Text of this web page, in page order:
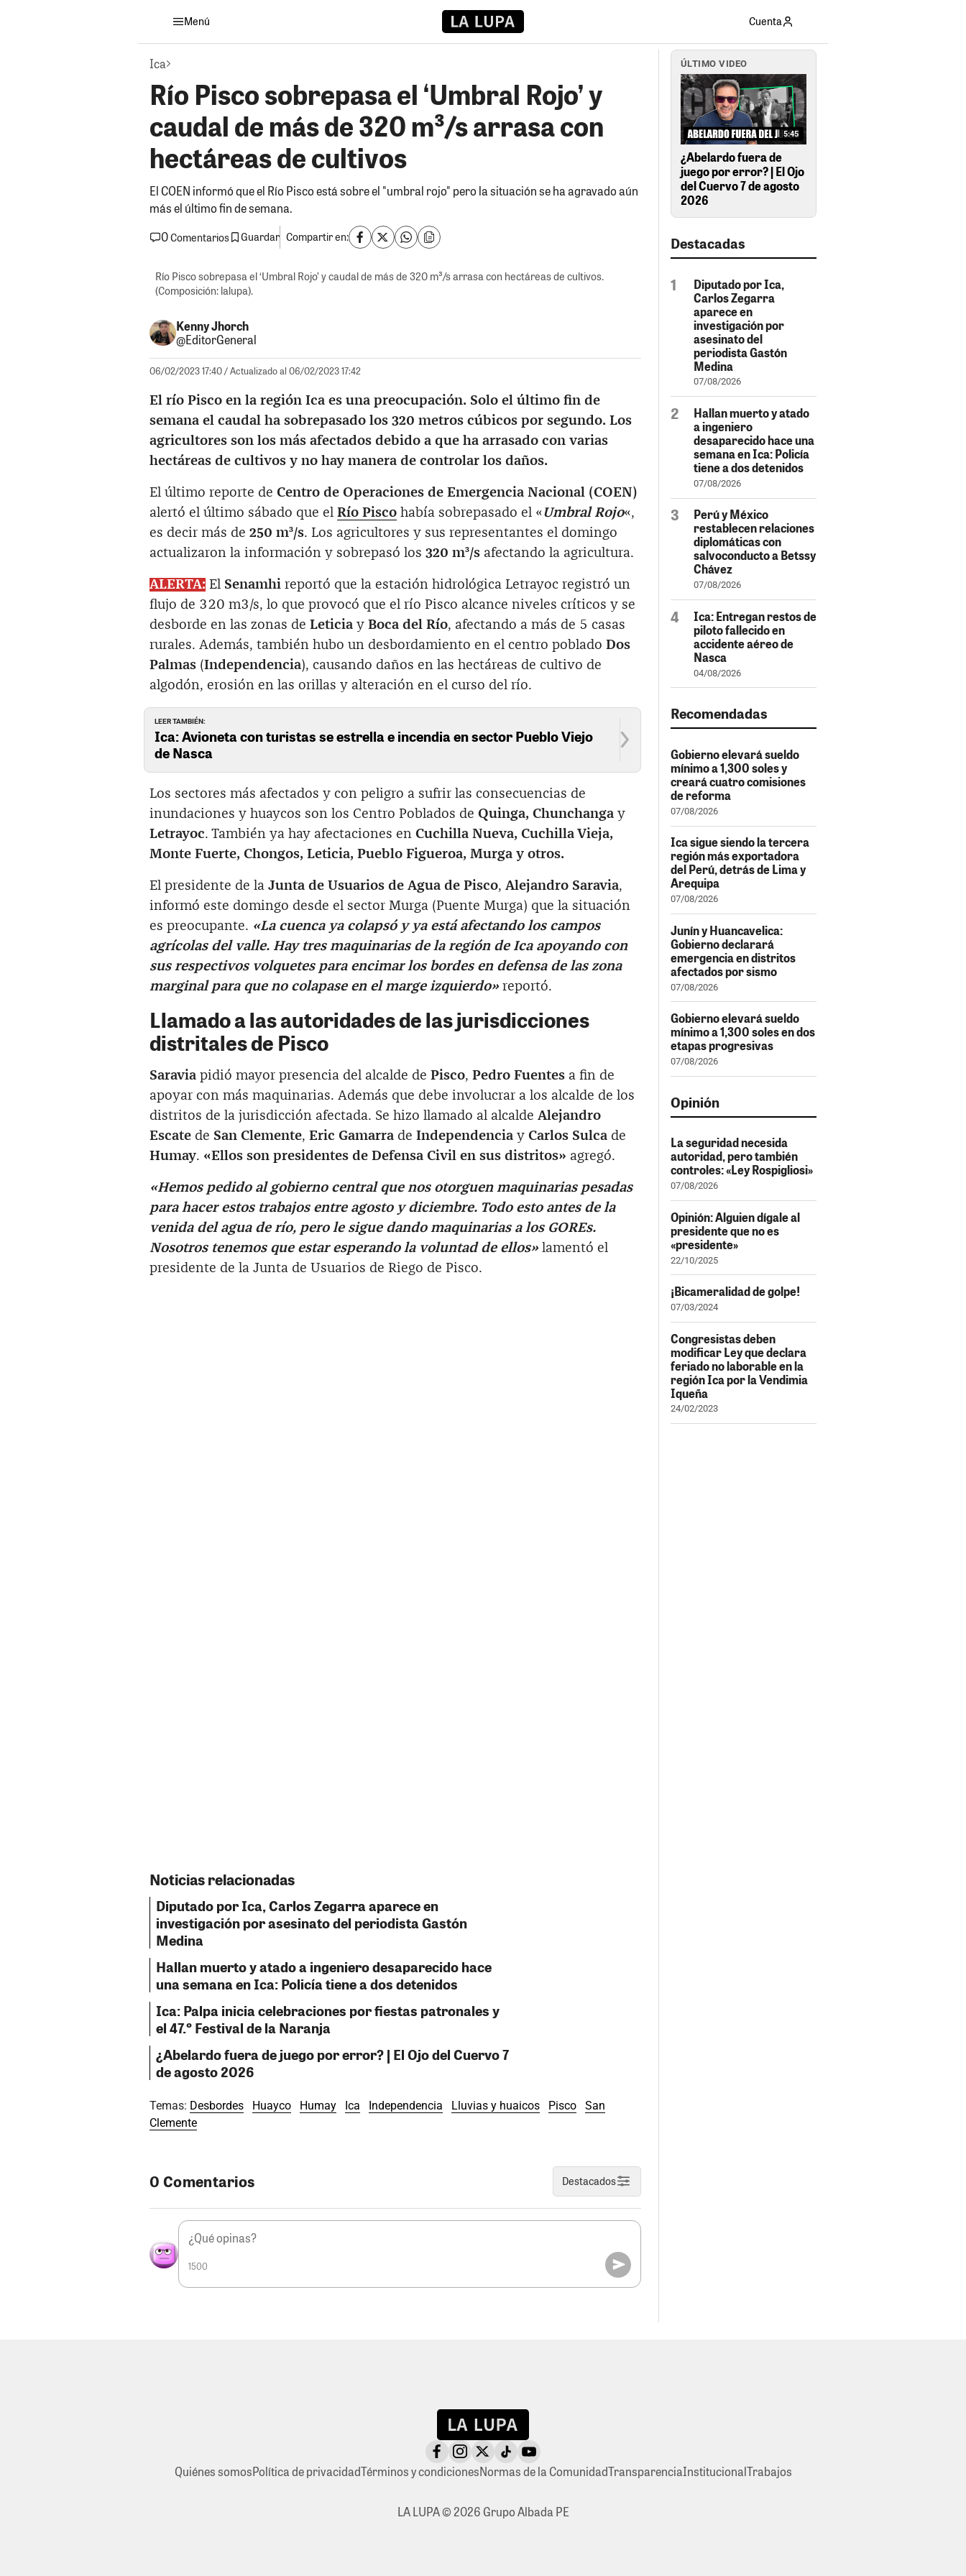
Menú Cuenta
Ica
Río Pisco sobrepasa el ‘Umbral Rojo’ y
caudal de más de 320 m³/s arrasa con
hectáreas de cultivos
El COEN informó que el Río Pisco está sobre el "umbral rojo" pero la situación se ha agravado aún
más el último fin de semana.
0Comentarios Guardar Compartir en:
Río Pisco sobrepasa el ‘Umbral Rojo’ y caudal de más de 320 m³/s arrasa con hectáreas de cultivos.
(Composición: lalupa).
Kenny Jhorch
@EditorGeneral
06/02/2023 17:40/ Actualizado al 06/02/2023 17:42
El río Pisco en la región Ica es una preocupación. Solo el último fin de
semana el caudal ha sobrepasado los 320 metros cúbicos por segundo. Los
agricultores son los más afectados debido a que ha arrasado con varias
hectáreas de cultivos y no hay manera de controlar los daños.
El último reporte de Centro de Operaciones de Emergencia Nacional (COEN)
alertó el último sábado que el Río Pisco había sobrepasado el «Umbral Rojo«,
es decir más de 250 m³/s. Los agricultores y sus representantes el domingo
actualizaron la información y sobrepasó los 320 m³/s afectando la agricultura.
ALERTA: El Senamhi reportó que la estación hidrológica Letrayoc registró un
flujo de 320 m3/s, lo que provocó que el río Pisco alcance niveles críticos y se
desborde en las zonas de Leticia y Boca del Río, afectando a más de 5 casas
rurales. Además, también hubo un desbordamiento en el centro poblado Dos
Palmas (Independencia), causando daños en las hectáreas de cultivo de
algodón, erosión en las orillas y alteración en el curso del río.
LEER TAMBIÉN:
Ica: Avioneta con turistas se estrella e incendia en sector Pueblo Viejo
de Nasca
Los sectores más afectados y con peligro a sufrir las consecuencias de
inundaciones y huaycos son los Centro Poblados de Quinga, Chunchanga y
Letrayoc. También ya hay afectaciones en Cuchilla Nueva, Cuchilla Vieja,
Monte Fuerte, Chongos, Leticia, Pueblo Figueroa, Murga y otros.
El presidente de la Junta de Usuarios de Agua de Pisco, Alejandro Saravia,
informó este domingo desde el sector Murga (Puente Murga) que la situación
es preocupante. «La cuenca ya colapsó y ya está afectando los campos
agrícolas del valle. Hay tres maquinarias de la región de Ica apoyando con
sus respectivos volquetes para encimar los bordes en defensa de las zona
marginal para que no colapase en el marge izquierdo»reportó.
Llamado a las autoridades de las jurisdicciones
distritales de Pisco
Saravia pidió mayor presencia del alcalde de Pisco, Pedro Fuentes a fin de
apoyar con más maquinarias. Además que debe involucrar a los alcalde de los
distritos de la jurisdicción afectada. Se hizo llamado al alcalde Alejandro
Escate de San Clemente, Eric Gamarra de Independencia y Carlos Sulca de
Humay. «Ellos son presidentes de Defensa Civil en sus distritos» agregó.
«Hemos pedido al gobierno central que nos otorguen maquinarias pesadas
para hacer estos trabajos entre agosto y diciembre. Todo esto antes de la
venida del agua de río, pero le sigue dando maquinarias a los GOREs.
Nosotros tenemos que estar esperando la voluntad de ellos»lamentó el
presidente de la Junta de Usuarios de Riego de Pisco.
Noticias relacionadas
Diputado por Ica, Carlos Zegarra aparece en
investigación por asesinato del periodista Gastón
Medina
Hallan muerto y atado a ingeniero desaparecido hace
una semana en Ica: Policía tiene a dos detenidos
Ica: Palpa inicia celebraciones por fiestas patronales y
el 47.º Festival de la Naranja
¿Abelardo fuera de juego por error? | El Ojo del Cuervo 7
de agosto 2026
Temas: Desbordes Huayco Humay Ica Independencia Lluvias y huaicos Pisco
San
Clemente
0 Comentarios Destacados
1500
ÚLTIMO VIDEO
5:45
¿Abelardo fuera de
juego por error? | El Ojo
del Cuervo 7 de agosto
2026
Destacadas
Diputado por Ica,
Carlos Zegarra
aparece en
investigación por
asesinato del
periodista Gastón
Medina
07/08/2026
Hallan muerto y atado
a ingeniero
desaparecido hace una
semana en Ica: Policía
tiene a dos detenidos
07/08/2026
Perú y México
restablecen relaciones
diplomáticas con
salvoconducto a Betssy
Chávez
07/08/2026
Ica: Entregan restos de
piloto fallecido en
accidente aéreo de
Nasca
04/08/2026
Recomendadas
Gobierno elevará sueldo
mínimo a 1,300 soles y
creará cuatro comisiones
de reforma
07/08/2026
Ica sigue siendo la tercera
región más exportadora
del Perú, detrás de Lima y
Arequipa
07/08/2026
Junín y Huancavelica:
Gobierno declarará
emergencia en distritos
afectados por sismo
07/08/2026
Gobierno elevará sueldo
mínimo a 1,300 soles en dos
etapas progresivas
07/08/2026
Opinión
La seguridad necesida
autoridad, pero también
controles: «Ley Rospigliosi»
07/08/2026
Opinión: Alguien dígale al
presidente que no es
«presidente»
22/10/2025
¡Bicameralidad de golpe!
07/03/2024
Congresistas deben
modificar Ley que declara
feriado no laborable en la
región Ica por la Vendimia
Iqueña
24/02/2023
Quiénes somosPolítica de privacidadTérminos y condicionesNormas de la ComunidadTransparenciaInstitucionalTrabajos
LA LUPA © 2026 Grupo Albada PE